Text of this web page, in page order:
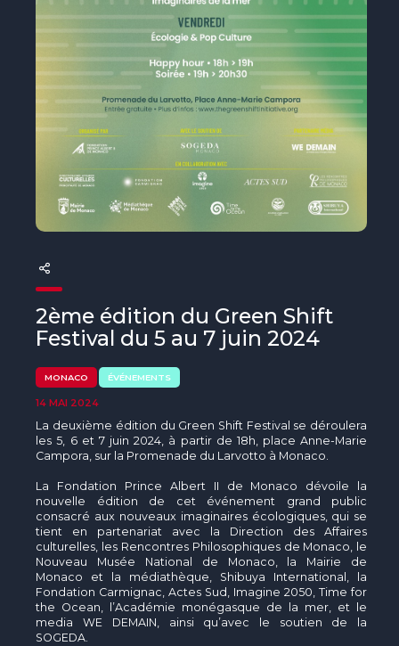
Beyond Plastic Med : BeMed
OACIS
Initiative Homme - Faune sauvage
The Green Shift Initiative
2ème édition du Green Shift
Festival du 5 au 7 juin 2024
MONACO ÉVÉNEMENTS
14 MAI 2024
La deuxième édition du Green Shift Festival se déroulera
les 5, 6 et 7 juin 2024, à partir de 18h, place Anne-Marie
Campora, sur la Promenade du Larvotto à Monaco.
La Fondation Prince Albert II de Monaco dévoile la
nouvelle édition de cet événement grand public
consacré aux nouveaux imaginaires écologiques, qui se
tient en partenariat avec la Direction des Affaires
culturelles, les Rencontres Philosophiques de Monaco, le
Nouveau Musée National de Monaco, la Mairie de
Monaco et la médiathèque, Shibuya International, la
Fondation Carmignac, Actes Sud, Imagine 2050, Time for
the Ocean, l’Académie monégasque de la mer, et le
media WE DEMAIN, ainsi qu’avec le soutien de la
SOGEDA.